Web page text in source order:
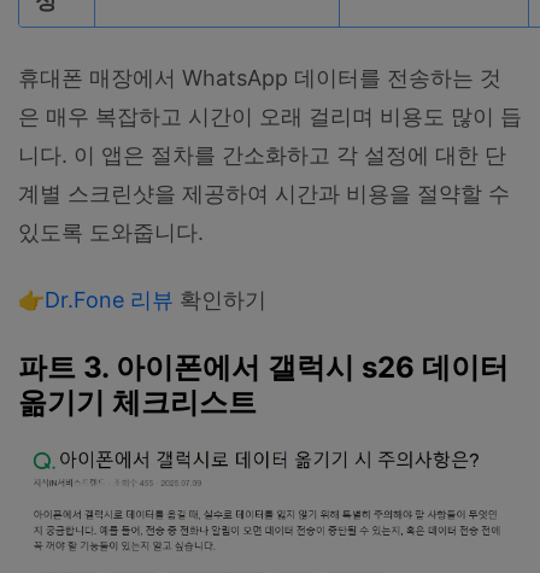
휴대폰 매장에서 WhatsApp 데이터를 전송하는 것
은 매우 복잡하고 시간이 오래 걸리며 비용도 많이 듭
니다. 이 앱은 절차를 간소화하고 각 설정에 대한 단
계별 스크린샷을 제공하여 시간과 비용을 절약할 수
있도록 도와줍니다.
👉Dr.Fone 리뷰 확인하기
파트 3. 아이폰에서 갤럭시 s26 데이터
옮기기 체크리스트